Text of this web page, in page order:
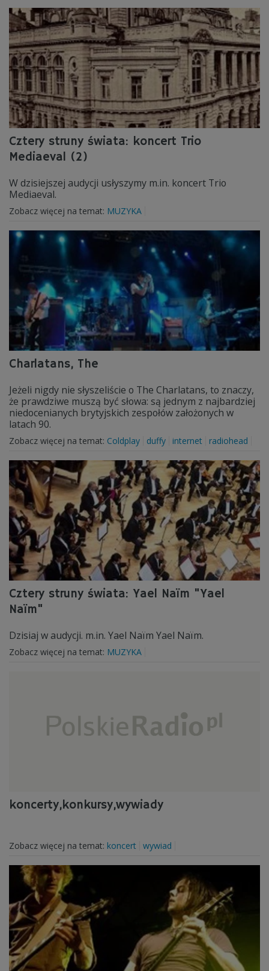
Cztery struny świata: koncert Trio
Mediaeval (2)
W dzisiejszej audycji usłyszymy m.in. koncert Trio
Mediaeval.
Zobacz więcej na temat: MUZYKA
Charlatans, The
Jeżeli nigdy nie słyszeliście o The Charlatans, to znaczy,
że prawdziwe muszą być słowa: są jednym z najbardziej
niedocenianych brytyjskich zespołów założonych w
latach 90.
Zobacz więcej na temat: Coldplay duffy internet radiohead
Cztery struny świata: Yael Naïm "Yael
Naïm"
Dzisiaj w audycji. m.in. Yael Naïm Yael Naïm.
Zobacz więcej na temat: MUZYKA
koncerty,konkursy,wywiady
Zobacz więcej na temat: koncert wywiad